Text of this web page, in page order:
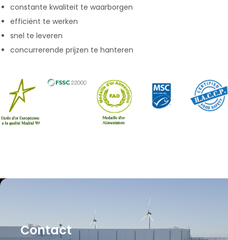
constante kwaliteit te waarborgen
efficiënt te werken
snel te leveren
concurrerende prijzen te hanteren
Contact